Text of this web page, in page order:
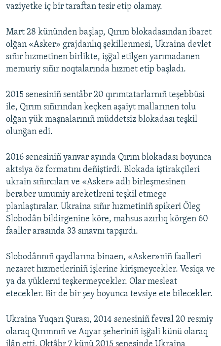
vaziyetke iç bir taraftan tesir etip olamay.
Mart 28 kününden başlap, Qırım blokadasından ibaret
olğan «Asker» grajdanlıq şekillenmesi, Ukraina devlet
sıñır hızmetinen birlikte, işğal etilgen yarımadanen
memuriy sıñır noqtalarında hızmet etip başladı.
2015 senesiniñ sentâbr 20 qırımtatarlarnıñ teşebbüsi
ile, Qırım sıñırından keçken aşaiyt mallarınen tolu
olğan yük maşnalarınıñ müddetsiz blokadası teşkil
olunğan edi.
2016 senesiniñ yanvar ayında Qırım blokadası boyunca
aktsiya öz formatını deñiştirdi. Blokada iştirakçileri
ukrain sıñırcıları ve «Asker» adlı birleşmesinen
beraber umumiy areketlreni teşkil etmege
planlaştıralar. Ukraina sıñır hızmetiniñ spikeri Öleg
Slobodân bildirgenine köre, mahsus azırlıq körgen 60
faaller arasında 33 sınavnı tapşırdı.
Slobodânnıñ qaydlarına binaen, «Asker»niñ faalleri
nezaret hızmetleriniñ işlerine kirişmeycekler. Vesiqa ve
ya da yüklerni teşkermeycekler. Olar mesleat
etecekler. Bir de bir şey boyunca tevsiye ete bilecekler.
Ukraina Yuqarı Şurası, 2014 senesiniñ fevral 20 resmiy
olaraq Qırımnıñ ve Aqyar şeheriniñ işğali künü olaraq